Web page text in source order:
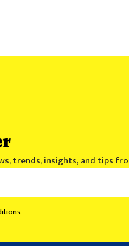
trends, insights, and tips